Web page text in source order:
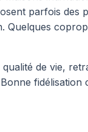
parfois des
Quelques
de vie,
fidélisation